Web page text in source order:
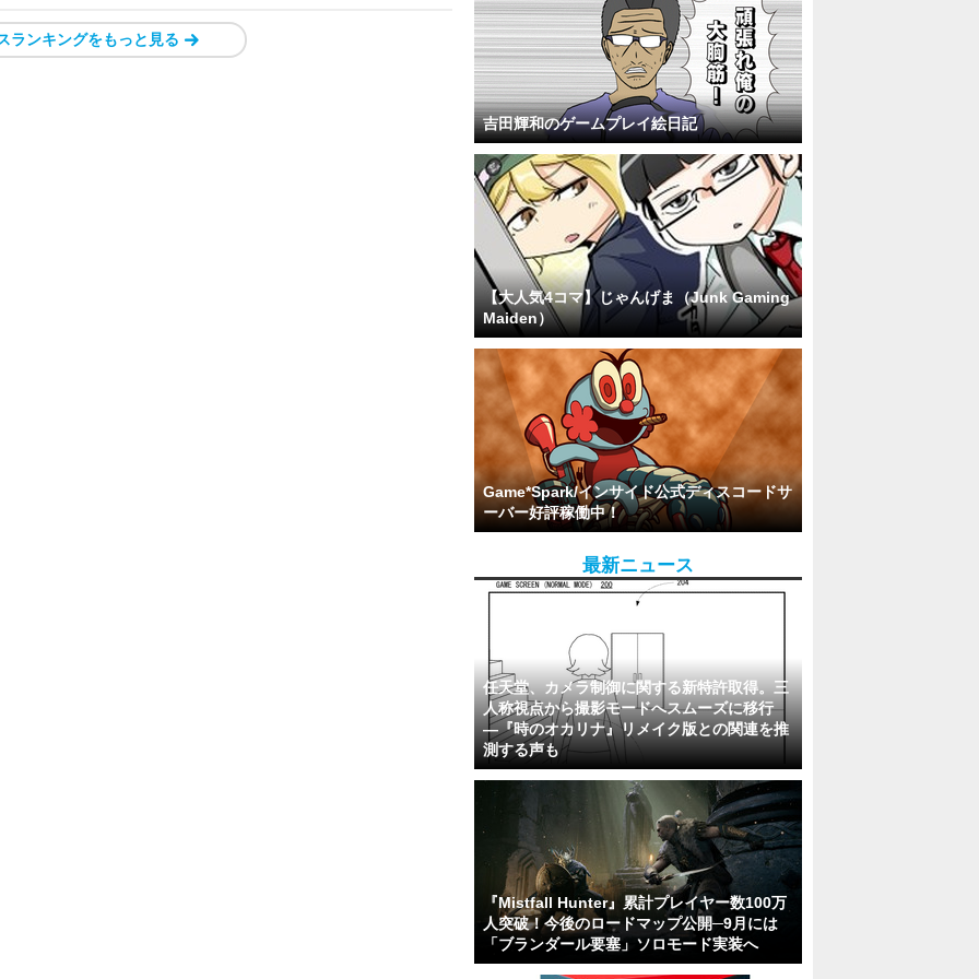
ランキングをもっと見る
吉田輝和のゲームプレイ絵日記
【大人気4コマ】じゃんげま（Junk Gaming
Maiden）
Game*Spark/インサイド公式ディスコードサ
ーバー好評稼働中！
最新ニュース
任天堂、カメラ制御に関する新特許取得。三
人称視点から撮影モードへスムーズに移行
―『時のオカリナ』リメイク版との関連を推
測する声も
『Mistfall Hunter』累計プレイヤー数100万
人突破！今後のロードマップ公開─9月には
「ブランダール要塞」ソロモード実装へ